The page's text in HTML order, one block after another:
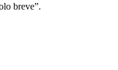
breve”.